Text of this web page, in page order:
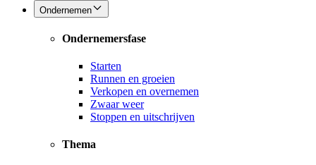
Ondernemen
Ondernemersfase
Starten
Runnen en groeien
Verkopen en overnemen
Zwaar weer
Stoppen en uitschrijven
Thema